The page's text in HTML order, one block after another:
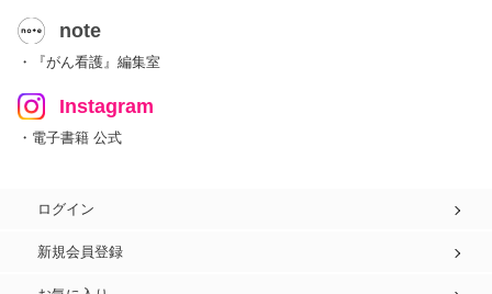
note
・『がん看護』編集室
Instagram
・電子書籍 公式
ログイン
新規会員登録